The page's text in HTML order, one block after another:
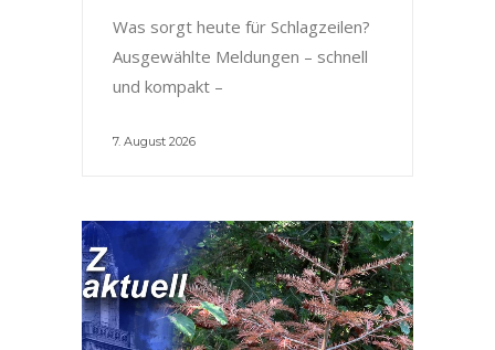
Was sorgt heute für Schlagzeilen?
Ausgewählte Meldungen – schnell
und kompakt –
7. August 2026